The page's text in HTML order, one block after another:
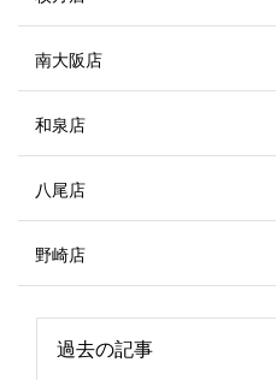
南大阪店
和泉店
八尾店
野崎店